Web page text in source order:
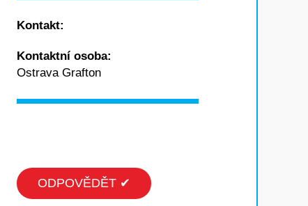
Kontakt:
Kontaktní osoba:
Ostrava Grafton
ODPOVĚDĚT ✔